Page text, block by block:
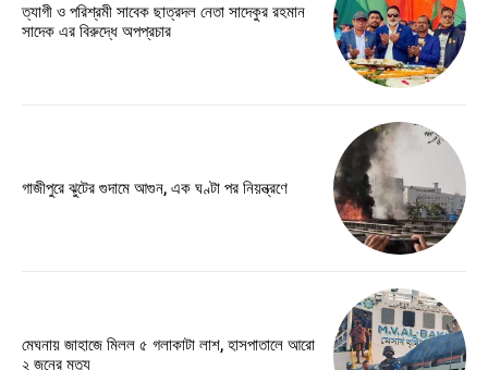
ত্যাগী ও পরিশ্রমী সাবেক ছাত্রদল নেতা সাদেকুর রহমান
সাদেক এর বিরুদ্ধে অপপ্রচার
গাজীপুরে ঝুটের গুদামে আগুন, এক ঘণ্টা পর নিয়ন্ত্রণে
মেঘনায় জাহাজে মিলল ৫ গলাকাটা লাশ, হাসপাতালে আরো
২ জনের মৃত্যু